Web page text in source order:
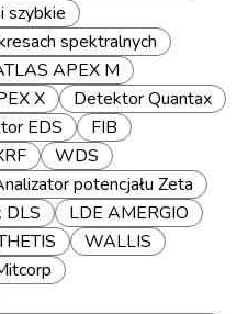
szybkie
spektralnych
APEX M
X
Detektor Quantax
EDS
FIB
WDS
potencjału Zeta
DLS
LDE AMERGIO
WALLIS